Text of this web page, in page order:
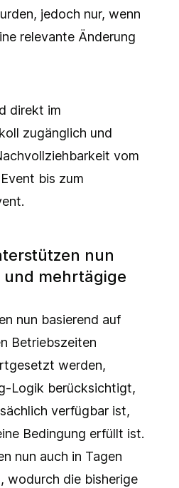
jedoch nur, wenn
relevante Änderung
direkt im
zugänglich und
vom
bis zum
nun
und mehrtägige
nun basierend auf
Betriebszeiten
werden,
Logik berücksichtigt,
verfügbar ist,
Bedingung erfüllt ist.
nun auch in Tagen
wodurch die bisherige